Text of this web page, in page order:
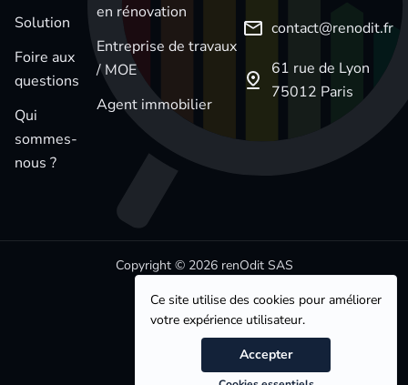
Solution
Foire aux
questions
Qui
sommes-
nous ?
en rénovation
Entreprise de travaux
/ MOE
Agent immobilier
contact@renodit.fr
61 rue de Lyon
75012 Paris
Copyright © 2026 renOdit SAS
Mentions légales
Ce site utilise des cookies pour améliorer
votre expérience utilisateur.
Accepter